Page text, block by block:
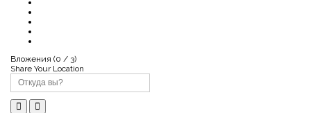
Вложения (0 / 3)
Share Your Location